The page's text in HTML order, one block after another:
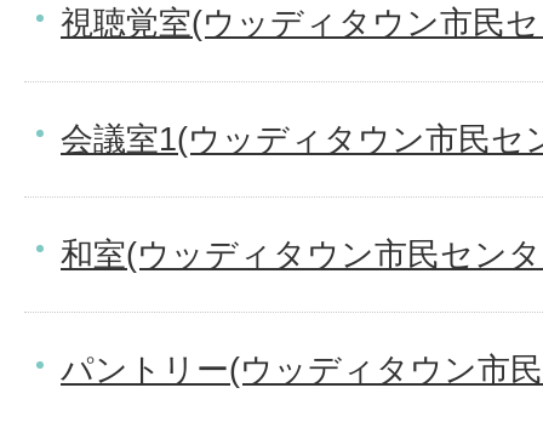
視聴覚室(ウッディタウン市民
会議室1(ウッディタウン市民セ
和室(ウッディタウン市民セン
パントリー(ウッディタウン市